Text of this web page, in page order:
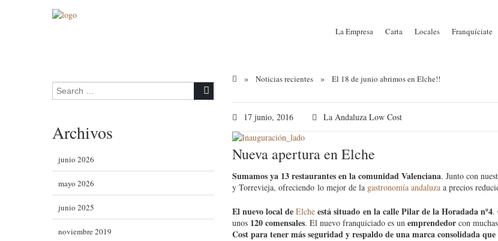
La Empresa Carta Locales Franquíciate
Search for:
Archivos
junio 2026
mayo 2026
junio 2025
noviembre 2019
» Noticias recientes » El 18 de junio abrimos en Elche!!
17 junio, 2016 La Andaluza Low Cost
Nueva apertura en Elche
Sumamos ya 13 restaurantes en la comunidad Valenciana. Junto con
y Torrevieja, ofreciendo lo mejor de la gastronomía andaluza a precios
El nuevo local de Elche está situado en la calle Pilar de la Horadada nº4.
unos 120 comensales. El nuevo franquiciado es un emprendedor con
Cost para tener más seguridad y respaldo de una marca consolidada